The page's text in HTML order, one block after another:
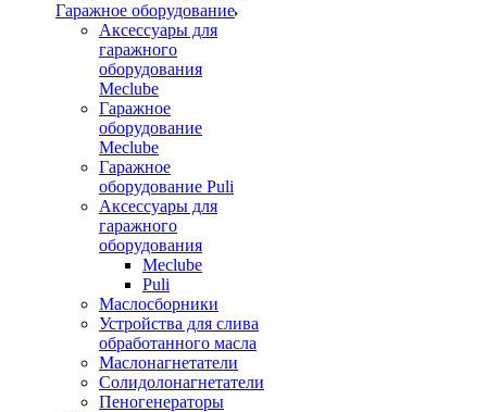
Гаражное оборудование
Аксессуары для
гаражного
оборудования
Meclube
Гаражное
оборудование
Meclube
Гаражное
оборудование Puli
Аксессуары для
гаражного
оборудования
Meclube
Puli
Маслосборники
Устройства для слива
обработанного масла
Маслонагнетатели
Солидолонагнетатели
Пеногенераторы